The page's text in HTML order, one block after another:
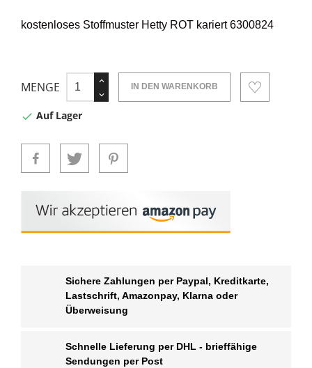
kostenloses Stoffmuster Hetty ROT kariert 6300824
MENGE IN DEN WARENKORB
 Auf Lager
Sichere Zahlungen per Paypal, Kreditkarte,
Lastschrift, Amazonpay, Klarna oder
Überweisung
Schnelle Lieferung per DHL - brieffähige
Sendungen per Post